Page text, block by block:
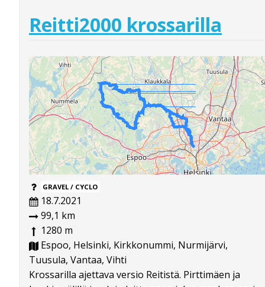
Reitti2000 krossarilla
GRAVEL / CYCLO
18.7.2021
99,1 km
1280 m
Espoo, Helsinki, Kirkkonummi, Nurmijärvi,
Tuusula, Vantaa, Vihti
Krossarilla ajettava versio Reitistä. Pirttimäen ja